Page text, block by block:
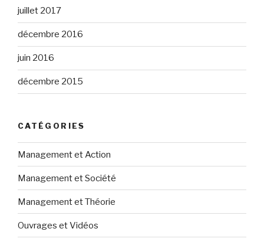
juillet 2017
décembre 2016
juin 2016
décembre 2015
CATÉGORIES
Management et Action
Management et Société
Management et Théorie
Ouvrages et Vidéos